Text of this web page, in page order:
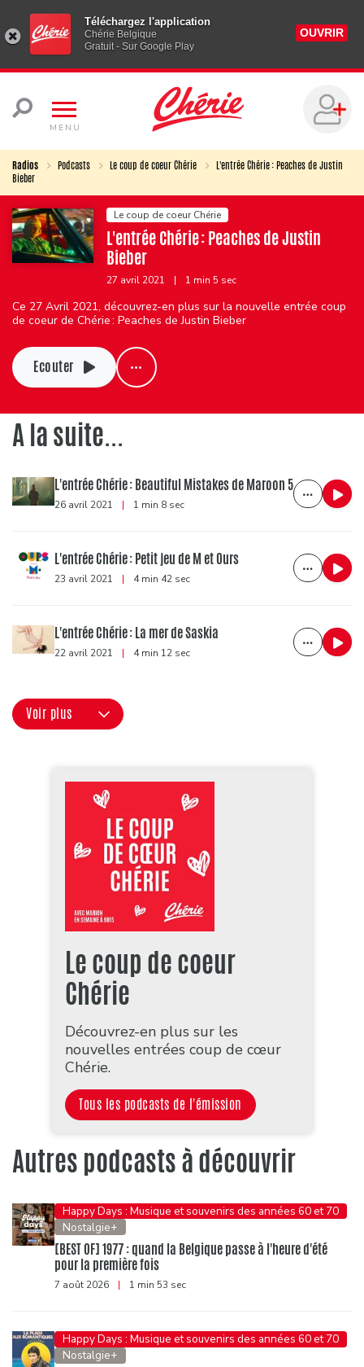
Téléchargez l'application
Chérie Belgique
Gratuit - Sur Google Play
OUVRIR
MENU
Radios Podcasts Le coup de coeur Chérie
L'entrée Chérie : Peaches de Justin
Bieber
Le coup de coeur Chérie
L'entrée Chérie : Peaches de Justin
Bieber
27 avril 2021 | 1 min 5 sec
Ce 27 Avril 2021, découvrez-en plus sur la nouvelle entrée coup
de coeur de Chérie : Peaches de Justin Bieber
Ecouter
A la suite...
L'entrée Chérie : Beautiful Mistakes de Maroon 5
26 avril 2021 | 1 min 8 sec
L'entrée Chérie : Petit jeu de M et Ours
23 avril 2021 | 4 min 42 sec
L'entrée Chérie : La mer de Saskia
22 avril 2021 | 4 min 12 sec
Voir plus
Le coup de coeur
Chérie
Découvrez-en plus sur les
nouvelles entrées coup de cœur
Chérie.
Tous les podcasts de l'émission
Autres podcasts à découvrir
Happy Days : Musique et souvenirs des années 60 et 70
Nostalgie+
[BEST OF] 1977 : quand la Belgique passe à l'heure d'été
pour la première fois
7 août 2026 | 1 min 53 sec
Happy Days : Musique et souvenirs des années 60 et 70
Nostalgie+